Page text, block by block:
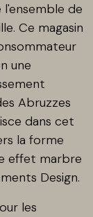
de
Ce magasin
une
Abruzzes
dans cet
la forme
effet marbre
Design.
les